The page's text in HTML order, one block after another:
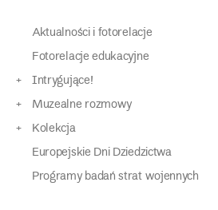
Aktualności i fotorelacje
Fotorelacje edukacyjne
Intrygujące!
Muzealne rozmowy
Kolekcja
Europejskie Dni Dziedzictwa
Programy badań strat wojennych